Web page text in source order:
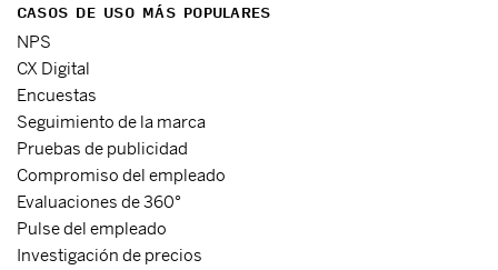
CASOS DE USO MÁS POPULARES
NPS
CX Digital
Encuestas
Seguimiento de la marca
Pruebas de publicidad
Compromiso del empleado
Evaluaciones de 360°
Pulse del empleado
Investigación de precios